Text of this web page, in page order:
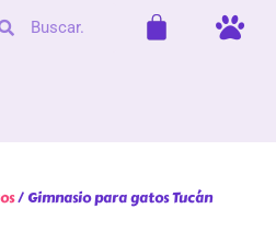
/ Gimnasio para gatos Tucán